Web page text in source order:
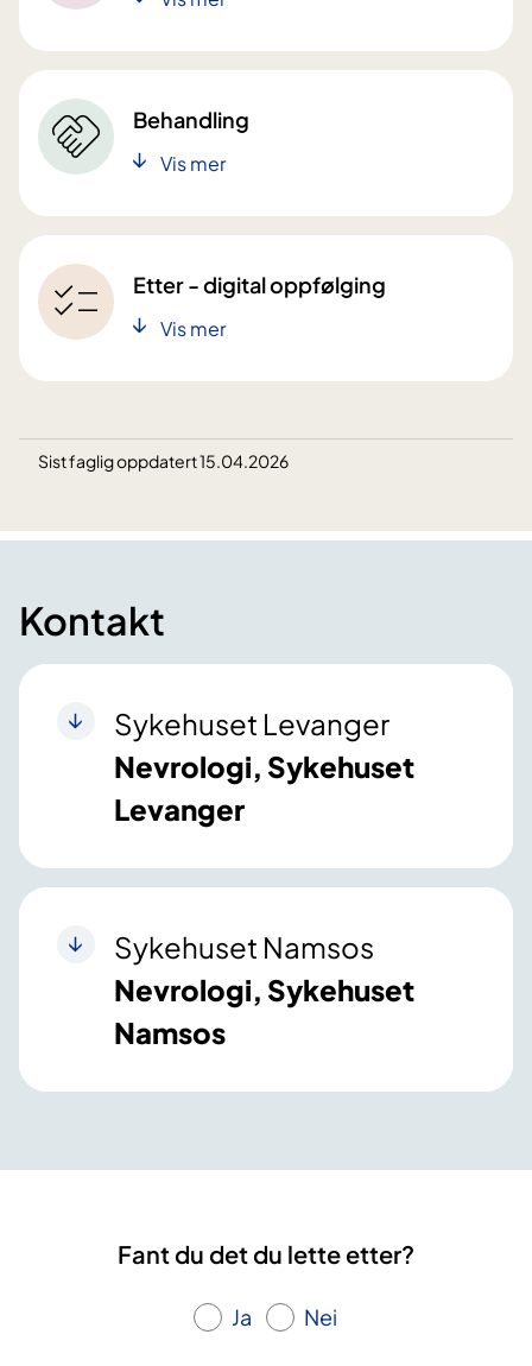
Behandling
Vis mer
Etter - digital oppfølging
Vis mer
Sist faglig oppdatert 15.04.2026
Kontakt
Sykehuset Levanger
Nevrologi, Sykehuset
Levanger
Sykehuset Namsos
Nevrologi, Sykehuset
Namsos
Fant du det du lette etter?
Ja Nei